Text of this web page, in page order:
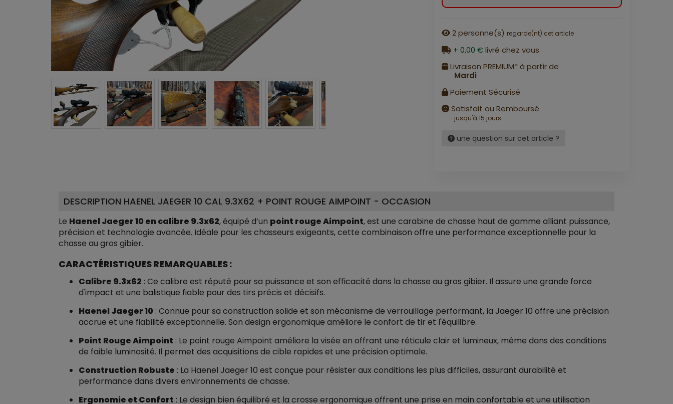
2personne(s) regarde(nt) cet article
+ 0,00 €livré chez vous
Livraison PREMIUM* à partir de
Mardi
Paiement Sécurisé
Satisfait ou Remboursé
jusqu'à 15 jours
une question sur cet article ?
DESCRIPTION HAENEL JAEGER 10 CAL 9.3X62 + POINT ROUGE AIMPOINT - OCCASION
Le Haenel Jaeger 10 en calibre 9.3x62, équipé d’un point rouge Aimpoint, est une carabine de chasse haut de gamme alliant puissance,
précision et technologie avancée. Idéale pour les chasseurs exigeants, cette combinaison offre une performance exceptionnelle pour la
chasse au gros gibier.
CARACTÉRISTIQUES REMARQUABLES :
Calibre 9.3x62 : Ce calibre est réputé pour sa puissance et son efficacité dans la chasse au gros gibier. Il assure une grande force
d'impact et une balistique fiable pour des tirs précis et décisifs.
Haenel Jaeger 10 : Connue pour sa construction solide et son mécanisme de verrouillage performant, la Jaeger 10 offre une précision
accrue et une fiabilité exceptionnelle. Son design ergonomique améliore le confort de tir et l'équilibre.
Point Rouge Aimpoint : Le point rouge Aimpoint améliore la visée en offrant une réticule clair et lumineux, même dans des conditions
de faible luminosité. Il permet des acquisitions de cible rapides et une précision optimale.
Construction Robuste : La Haenel Jaeger 10 est conçue pour résister aux conditions les plus difficiles, assurant durabilité et
performance dans divers environnements de chasse.
Ergonomie et Confort : Le design bien équilibré et la crosse ergonomique offrent une prise en main confortable et une utilisation